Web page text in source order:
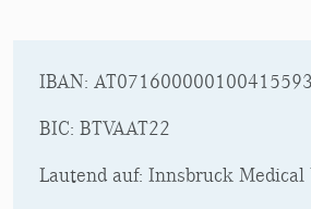
IBAN: AT071600000100415593
BIC: BTVAAT22
Lautend auf: Innsbruck